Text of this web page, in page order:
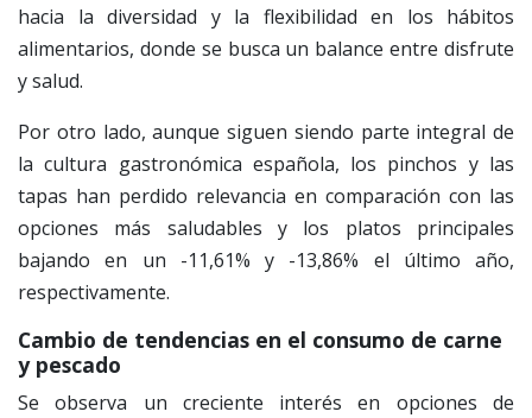
hacia la diversidad y la flexibilidad en los hábitos
alimentarios, donde se busca un balance entre disfrute
y salud.
Por otro lado, aunque siguen siendo parte integral de
la cultura gastronómica española, los pinchos y las
tapas han perdido relevancia en comparación con las
opciones más saludables y los platos principales
bajando en un -11,61% y -13,86% el último año,
respectivamente.
Cambio de tendencias en el consumo de carne
y pescado
Se observa un creciente interés en opciones de